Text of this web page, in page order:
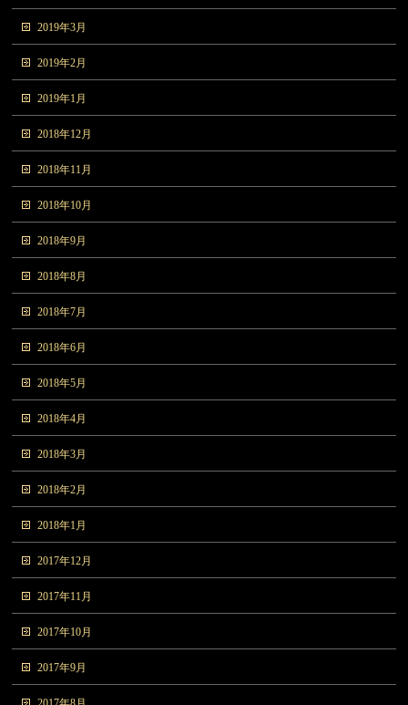
2019年3月
2019年2月
2019年1月
2018年12月
2018年11月
2018年10月
2018年9月
2018年8月
2018年7月
2018年6月
2018年5月
2018年4月
2018年3月
2018年2月
2018年1月
2017年12月
2017年11月
2017年10月
2017年9月